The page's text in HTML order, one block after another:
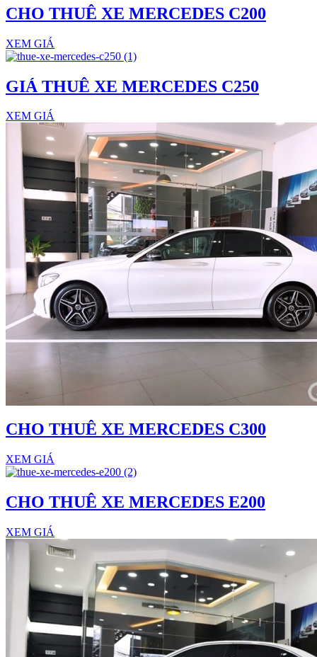
CHO THUÊ XE MERCEDES C200
XEM GIÁ
GIÁ THUÊ XE MERCEDES C250
XEM GIÁ
CHO THUÊ XE MERCEDES C300
XEM GIÁ
CHO THUÊ XE MERCEDES E200
XEM GIÁ